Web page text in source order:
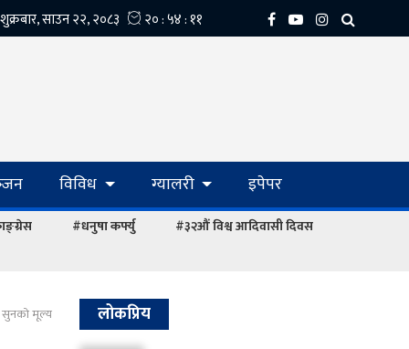
विविध ग्यालरी इपेपर
#धनुषा कर्फ्यु #३२औं विश्व आदिवासी दिवस
सुनको मूल्य लोकप्रिय